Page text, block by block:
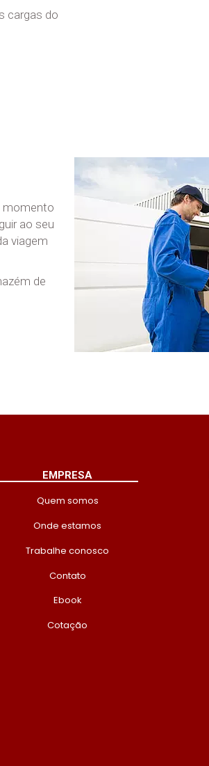
cargas do
momento
ao seu
viagem
de
EMPRESA
Quem somos
Onde estamos
Trabalhe conosco
Contato
Ebook
Cotação